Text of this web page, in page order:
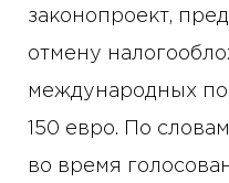
законопроект,
отмену
международных
150 евро. По
во время